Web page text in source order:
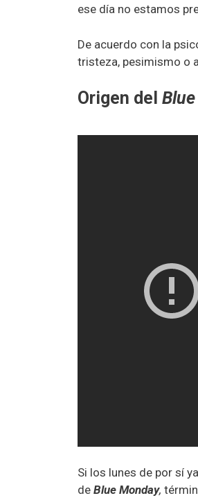
ese día no estamos
De acuerdo con la
tristeza, pesimismo o
Origen del
Si los lunes de por sí
de Blue Monday,